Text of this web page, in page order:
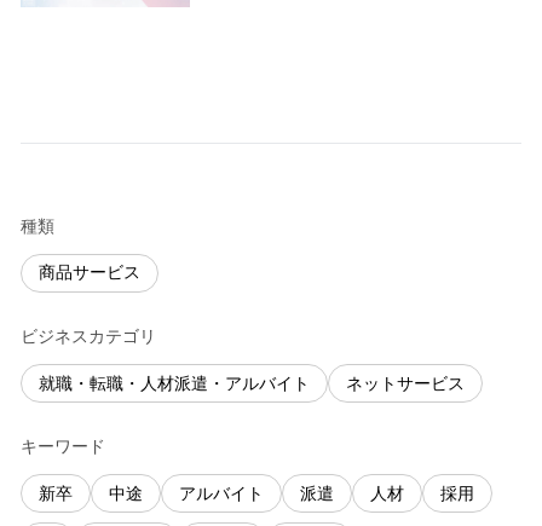
種類
商品サービス
ビジネスカテゴリ
就職・転職・人材派遣・アルバイト ネットサービス
キーワード
新卒 中途 アルバイト 派遣 人材 採用